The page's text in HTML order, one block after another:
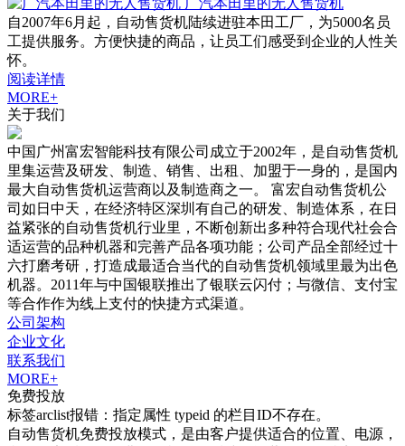
广汽本田里的无人售货机
自2007年6月起，自动售货机陆续进驻本田工厂，为5000名员
工提供服务。方便快捷的商品，让员工们感受到企业的人性关
怀。
阅读详情
MORE+
关于我们
中国广州富宏智能科技有限公司成立于2002年，是自动售货机
里集运营及研发、制造、销售、出租、加盟于一身的，是国内
最大自动售货机运营商以及制造商之一。 富宏自动售货机公
司如日中天，在经济特区深圳有自己的研发、制造体系，在日
益紧张的自动售货机行业里，不断创新出多种符合现代社会合
适运营的品种机器和完善产品各项功能；公司产品全部经过十
六打磨考研，打造成最适合当代的自动售货机领域里最为出色
机器。2011年与中国银联推出了银联云闪付；与微信、支付宝
等合作作为线上支付的快捷方式渠道。
公司架构
企业文化
联系我们
MORE+
免费投放
标签arclist报错：指定属性 typeid 的栏目ID不存在。
自动售货机免费投放模式，是由客户提供适合的位置、电源，